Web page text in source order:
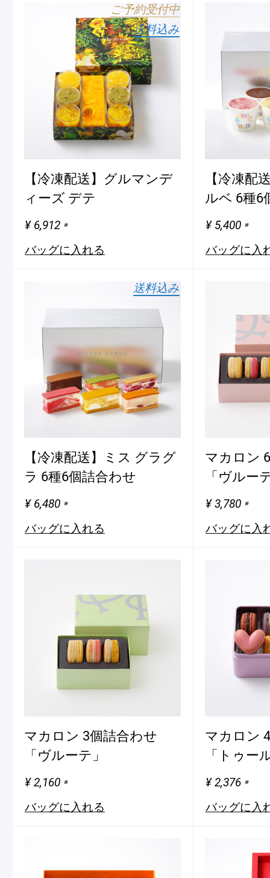
ピエール・エルメ・パリ
Notre Maison
ピエール・エルメについて ブラン
Nos adresses
ガイド
ショッピングバッグ
ご予約受付中
送料込み
【冷凍配送】グルマンデ
ィーズ デテ
¥ 6,912 ※
バッグに入れる
【冷凍配
ルベ 6種6
¥ 5,400 ※
バッグに入
送料込み
【冷凍配送】ミス グラグ
ラ 6種6個詰合わせ
¥ 6,480 ※
バッグに入れる
マカロン
「ヴルー
¥ 3,780 ※
バッグに入
マカロン 3個詰合わせ
「ヴルーテ」
¥ 2,160 ※
バッグに入れる
マカロン
「トゥー
¥ 2,376 ※
バッグに入